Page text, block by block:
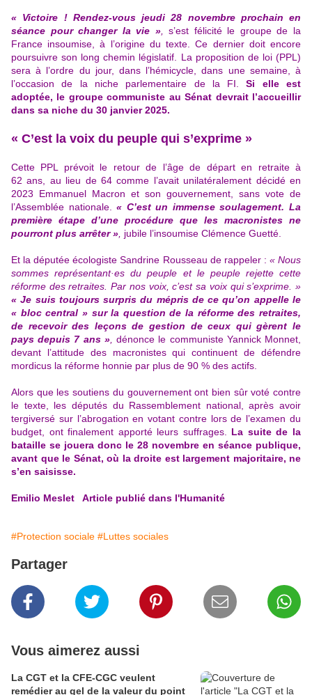
« Victoire ! Rendez-vous jeudi 28 novembre prochain en
séance pour changer la vie »,
s’est félicité le groupe de la
France insoumise, à l’origine du texte. Ce dernier doit encore
poursuivre son long chemin législatif. La proposition de loi (PPL)
sera à l’ordre du jour, dans l’hémicycle, dans une semaine, à
l’occasion de la niche parlementaire de la FI.Si elle est
adoptée, le groupe communiste au Sénat devrait l’accueillir
dans sa niche du 30 janvier 2025.
« C’est la voix du peuple qui s’exprime »
Cette PPL prévoit le retour de l’âge de départ en retraite à
62 ans, au lieu de 64 comme l’avait unilatéralement décidé en
2023 Emmanuel Macron et son gouvernement, sans vote de
l’Assemblée nationale.« C’est un immense soulagement. La
première étape d’une procédure que les macronistes ne
pourront plus arrêter » jubile l’insoumise Clémence Guetté.
Et la députée écologiste Sandrine Rousseau de rappeler : « Nous
sommes représentant·es du peuple et le peuple rejette cette
réforme des retraites. Par nos voix, c’est sa voix qui s’exprime. »
« Je suis toujours surpris du mépris de ce qu’on appelle le
« bloc central » sur la question de la réforme des retraites,
de recevoir des leçons de gestion de ceux qui gèrent le
pays depuis 7 ans », dénonce le communiste Yannick Monnet,
devant l’attitude des macronistes qui continuent de défendre
mordicus la réforme honnie par plus de 90 % des actifs.
Alors que les soutiens du gouvernement ont bien sûr voté contre
le texte, les députés du Rassemblement national, après avoir
tergiversé sur l’abrogationen votant contre lors de l’examen du
budget , ont finalement apporté leurs suffrages. La suite de la
bataille se jouera donc le 28 novembre en séance publique,
avant que le Sénat, où la droite est largement majoritaire, ne
s’en saisisse.
Emilio Meslet Article publié dans l'Humanité
#Protection sociale #Luttes sociales
Partager
Vous aimerez aussi
La CGT et la CFE-CGC veulent
remédier au gel de la valeur du point